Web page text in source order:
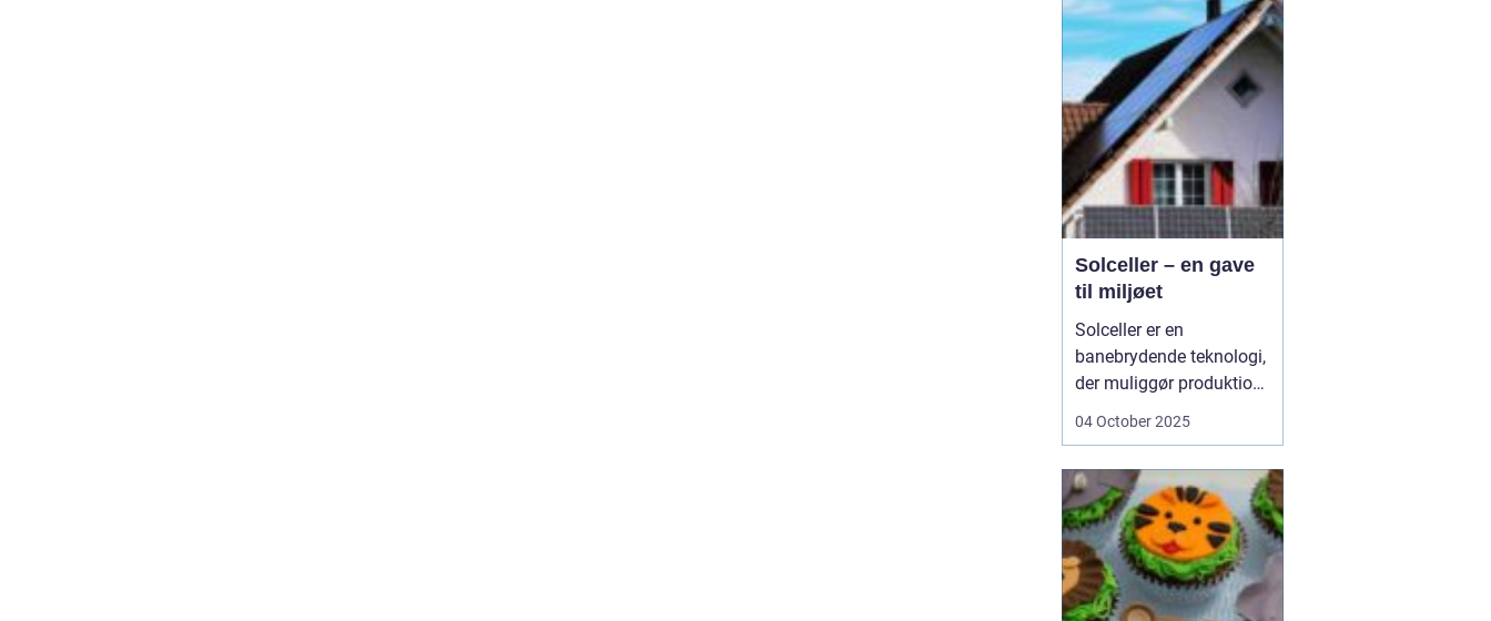
Solceller – en gave
til miljøet
Solceller er en
banebrydende teknologi,
der muliggør produktion
af elektricitet ved at
kan man omdanne
solens energi til grøn
strøm, der kan bruges til
at drive husholdni...
04 October 2025